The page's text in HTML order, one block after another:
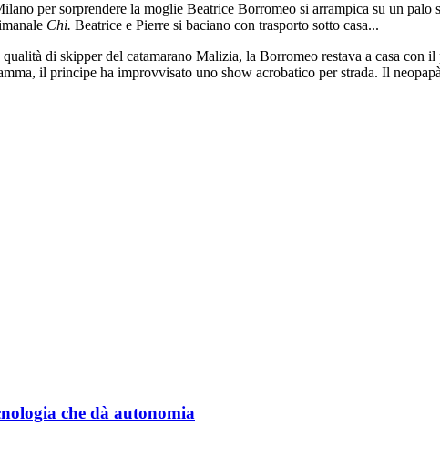
per sorprendere la moglie Beatrice Borromeo si arrampica su un
Chi. Beatrice e Pierre si baciano con trasporto sotto casa...
di skipper del catamarano Malizia, la Borromeo restava a casa
il principe ha improvvisato uno show acrobatico per strada. Il
che dà autonomia